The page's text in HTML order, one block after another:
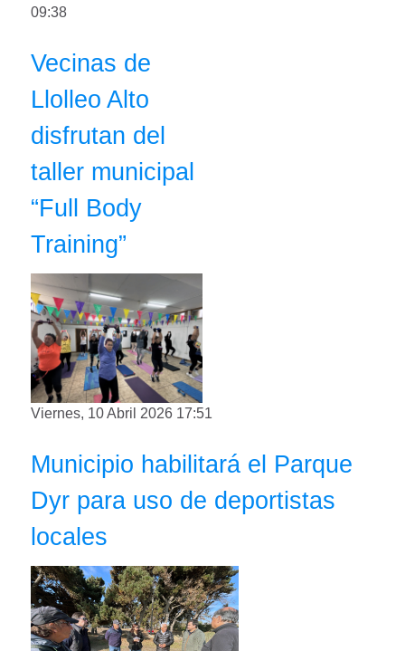
09:38
Vecinas de
Llolleo Alto
disfrutan del
taller municipal
“Full Body
Training”
Viernes, 10 Abril 2026 17:51
Municipio habilitará el Parque
Dyr para uso de deportistas
locales